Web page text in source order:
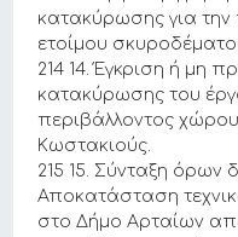
κατακύρωσης για
ετοίμου
214 14. Έγκριση ή μη
κατακύρωσης του
περιβάλλοντος
Κωστακιούς.
215 15. Σύνταξη όρων
Αποκατάσταση
στο Δήμο Αρταίων